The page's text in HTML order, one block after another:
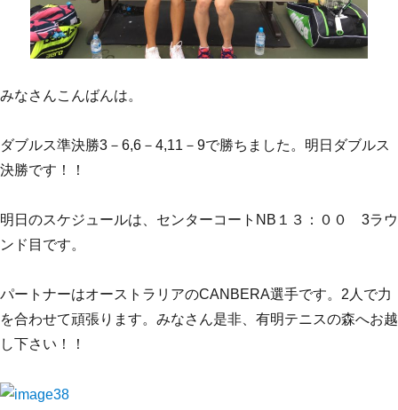
みなさんこんばんは。
ダブルス準決勝3－6,6－4,11－9で勝ちました。明日ダブルス
決勝です！！
明日のスケジュールは、センターコートNB１３：００ 3ラウ
ンド目です。
パートナーはオーストラリアのCANBERA選手です。2人で力
を合わせて頑張ります。みなさん是非、有明テニスの森へお越
し下さい！！